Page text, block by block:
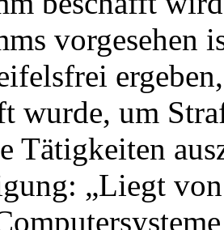
vorgesehen
wurde, um
Tätigkeiten
„Liegt